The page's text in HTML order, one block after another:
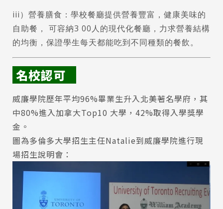
Latest News
Promotion 最新優惠
Program
iii）營養膳食：學校餐廳提供營養豐富，健康美味的
自助餐， 可容納3 00人的現代化餐廳，力求營養結構
的均衡，保證學生每天都能吃到不同種類的餐飲。
名校認可
威廉學院歷年平均96%畢業生升入北美著名學府，其
中80%進入加拿大Top10 大學，42%取得入學獎學
金。
圖為多倫多大學招生主任Natalie到威廉學院進行現
場招生說明會：